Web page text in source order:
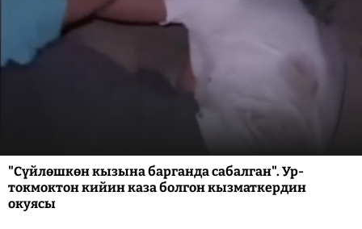
"Сүйлөшкөн кызына барганда сабалган". Ур-
токмоктон кийин каза болгон кызматкердин
окуясы